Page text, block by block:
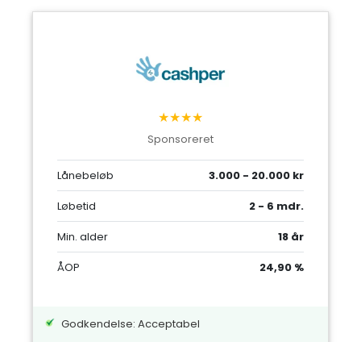
★★★★
Sponsoreret
Lånebeløb
3.000 - 20.000 kr
Løbetid
2 - 6 mdr.
Min. alder
18 år
ÅOP
24,90 %
Godkendelse: Acceptabel